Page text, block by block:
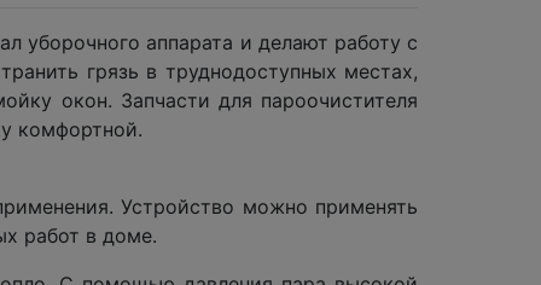
уборочного аппарата и делают работу с
грязь в труднодоступных местах,
окон. Запчасти для пароочистителя
комфортной.
Устройство можно применять
работ в доме.